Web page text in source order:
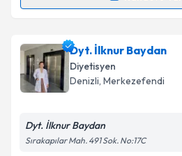
Dyt. Sena Arpacı Besliiçin
oluşturun. Size bu uzmandan
takvim hazırlandığında e-
Dyt. İlknur Baydan
Diyetisyen
Denizli, Merkezefendi
Dyt. İlknur Baydan
Sırakapılar Mah. 491 Sok. No:17C